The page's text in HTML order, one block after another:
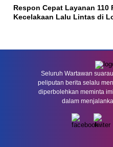
Respon Cepat Layanan 110
Kecelakaan Lalu Lintas di
Seluruh Wartawan
peliputan berita selalu
diperbolehkan meminta
dalam